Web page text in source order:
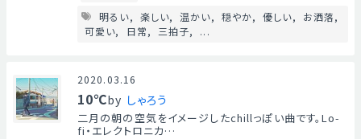
明るい 楽しい 温かい 穏やか 優しい
お洒落
可愛い
日常 三拍子 ...
2020.03.16
10℃by しゃろう
二月の朝の空気をイメージしたchillっぽい曲です。Lo-
fi・エレクトロニカ…